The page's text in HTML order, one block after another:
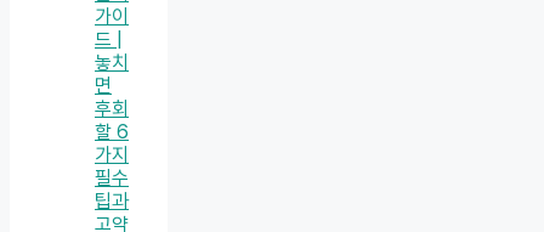
가이
드 |
놓치
면
후회
할 6
가지
필수
팁과
고약